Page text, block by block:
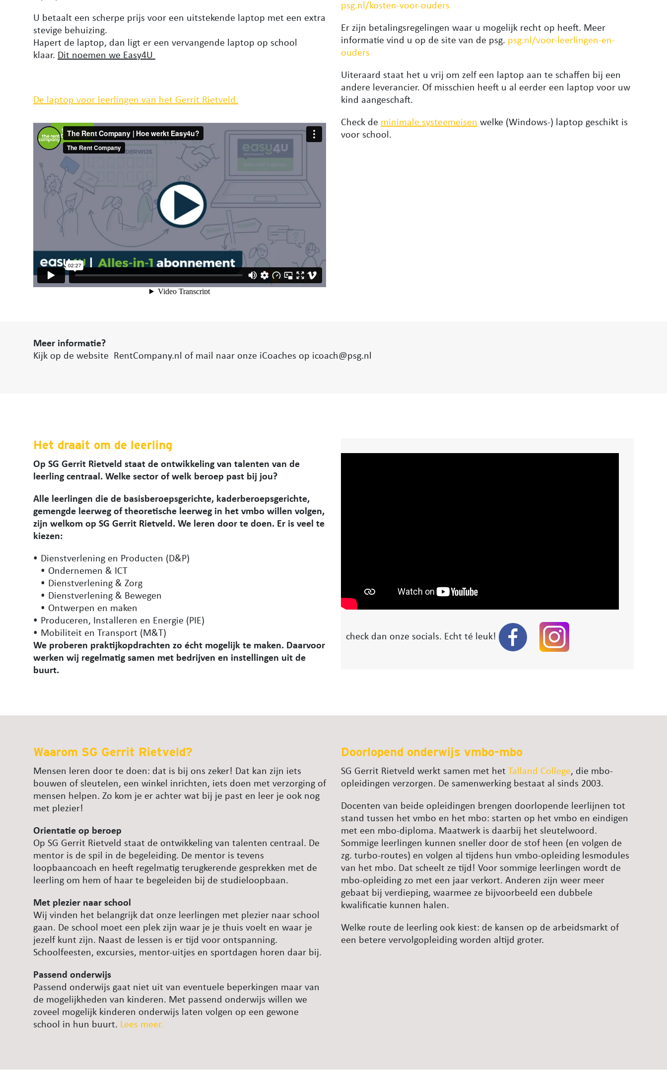
U betaalt een scherpe prijs voor een uitstekende laptop met een extra
stevige behuizing.
Hapert de laptop, dan ligt er een vervangende laptop op school
klaar. Dit noemen we Easy4U
De laptop voor leerlingen van het Gerrit Rietveld.
psg.nl/kosten-voor-ouders
Er zijn betalingsregelingen waar u mogelijk recht op heeft. Meer
informatie vind u op de site van de psg. psg.nl/voor-leerlingen-en-
ouders
Uiteraard staat het u vrij om zelf een laptop aan te schaffen bij een
andere leverancier. Of misschien heeft u al eerder een laptop voor uw
kind aangeschaft.
Check de minimale systeemeisen welke (Windows-) laptop geschikt is
voor school.
Meer informatie?
Kijk op de website RentCompany.nl of mail naar onze iCoaches op icoach@psg.nl
Het draait om de leerling
Op SG Gerrit Rietveld staat de ontwikkeling van talenten van de
leerling centraal. Welke sector of welk beroep past bij jou?
Alle leerlingen die de basisberoepsgerichte, kaderberoepsgerichte,
gemengde leerweg oftheoretische leerweg in het vmbo willen volgen,
zijn welkom op SG Gerrit Rietveld. We leren door te doen. Er is veel te
kiezen:
Dienstverlening en Producten (D&P)
Ondernemen & ICT
Dienstverlening & Zorg
Dienstverlening & Bewegen
Ontwerpen en maken
Produceren, Installeren en Energie (PIE)
Mobiliteit en Transport (M&T)
We proberen praktijkopdrachten zo écht mogelijk te maken. Daarvoor
werken wij regelmatig samen met bedrijven en instellingen uit de
buurt.
check dan onze socials. Echt té leuk!
Waarom SG Gerrit Rietveld?
Mensen leren door te doen: dat is bij ons zeker! Dat kan zijn iets
bouwen of sleutelen, een winkel inrichten, iets doen met verzorging of
mensen helpen. Zo kom je er achter wat bij je past en leer je ook nog
met plezier!
Orientatie op beroep
Op SG Gerrit Rietveld staat de ontwikkeling van talenten centraal. De
mentor is de spil in de begeleiding. De mentor is tevens
loopbaancoach en heeft regelmatig terugkerende gesprekken met de
leerling om hem of haar te begeleiden bij de studieloopbaan.
Met plezier naar school
Wij vinden het belangrijk dat onze leerlingen met plezier naar school
gaan. De school moet een plek zijn waar je je thuis voelt en waar je
jezelf kunt zijn. Naast de lessen is er tijd voor ontspanning.
Schoolfeesten, excursies, mentor-uitjes en sportdagen horen daar bij.
Passend onderwijs
Passend onderwijs gaat niet uit van eventuele beperkingen maar van
de mogelijkheden van kinderen. Met passend onderwijs willen we
zoveel mogelijk kinderen onderwijs laten volgen op een gewone
school in hun buurt. Lees meer.
Doorlopend onderwijs vmbo-mbo
SG Gerrit Rietveld werkt samen met het Talland College, die mbo-
opleidingen verzorgen. De samenwerking bestaat al sinds 2003.
Docenten van beide opleidingen brengen doorlopende leerlijnen tot
stand tussen het vmbo en het mbo: starten op het vmbo en eindigen
met een mbo-diploma. Maatwerk is daarbij het sleutelwoord.
Sommige leerlingen kunnen sneller door de stof heen (en volgen de
zg. turbo-routes) en volgen al tijdens hun vmbo-opleiding lesmodules
van het mbo. Dat scheelt ze tijd! Voor sommige leerlingen wordt de
mbo-opleiding zo met een jaar verkort. Anderen zijn weer meer
gebaat bij verdieping, waarmee ze bijvoorbeeld een dubbele
kwalificatie kunnen halen.
Welke route de leerling ook kiest: de kansen op de arbeidsmarkt of
een betere vervolgopleiding worden altijd groter.